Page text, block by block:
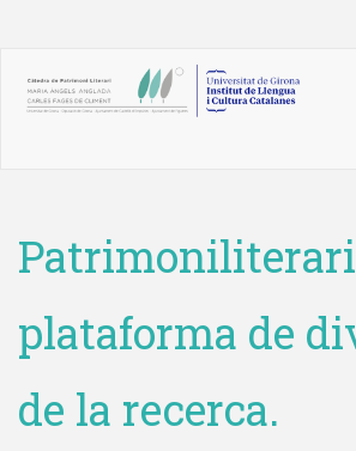
plataforma de
de la recerca.